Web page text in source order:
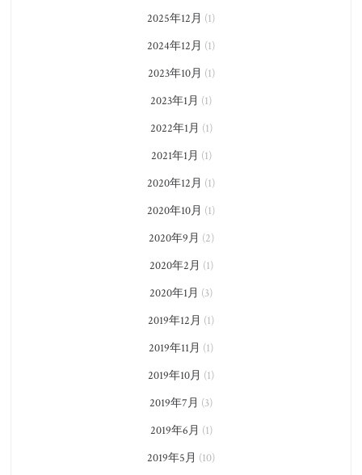
2025年12月 (1)
2024年12月 (1)
2023年10月 (1)
2023年1月 (1)
2022年1月 (1)
2021年1月 (1)
2020年12月 (1)
2020年10月 (1)
2020年9月 (2)
2020年2月 (1)
2020年1月 (3)
2019年12月 (1)
2019年11月 (1)
2019年10月 (1)
2019年7月 (3)
2019年6月 (1)
2019年5月 (10)